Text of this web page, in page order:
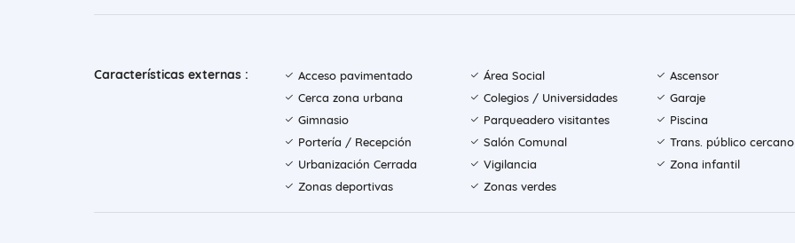
Características externas : Acceso pavimentado Área Social
Ascensor
Cerca zona urbana
Colegios / Universidades
Garaje
Gimnasio
Parqueadero visitantes
Piscina
Portería / Recepción
Salón Comunal
Trans. público cercano
Urbanización Cerrada
Vigilancia
Zona infantil
Zonas deportivas
Zonas verdes